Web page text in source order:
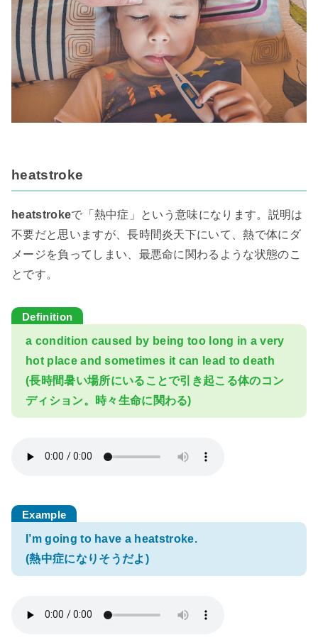
heatstroke
heatstrokeで「熱中症」という意味になります。説明は
不要だと思いますが、長時間炎天下にいて、熱で体にダ
メージを負ってしまい、最悪命に関わるような状態のこ
とです。
a condition caused by being too long in a very
hot place and sometimes it can lead to death
(長時間暑い場所にいることで引き起こる体のコン
ディション。時々生命に関わる)
I’m going to have a heatstroke.
(熱中症になりそうだよ)